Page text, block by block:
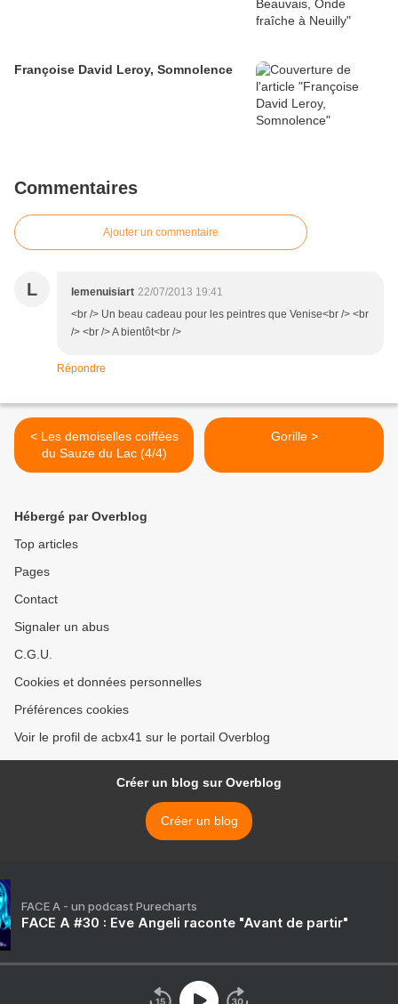
Françoise David Leroy, Somnolence
Commentaires
Ajouter un commentaire
L lemenuisiart 22/07/2013 19:41
<br /> Un beau cadeau pour les peintres que Venise<br /> <br
/> <br /> A bientôt<br />
Répondre
< Les demoiselles coiffées
du Sauze du Lac (4/4)
Gorille >
Hébergé par Overblog
Top articles
Pages
Contact
Signaler un abus
C.G.U.
Cookies et données personnelles
Préférences cookies
Voir le profil de acbx41 sur le portail Overblog
Créer un blog sur Overblog
Créer un blog
FACE A - un podcast Purecharts
FACE A #30 : Eve Angeli raconte "Avant de partir"